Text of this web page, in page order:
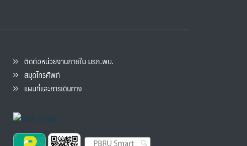
ติดต่อหน่วยงานภายใน มรภ.พบ.
สมุดโทรศัพท์
แผนที่และการเดินทาง